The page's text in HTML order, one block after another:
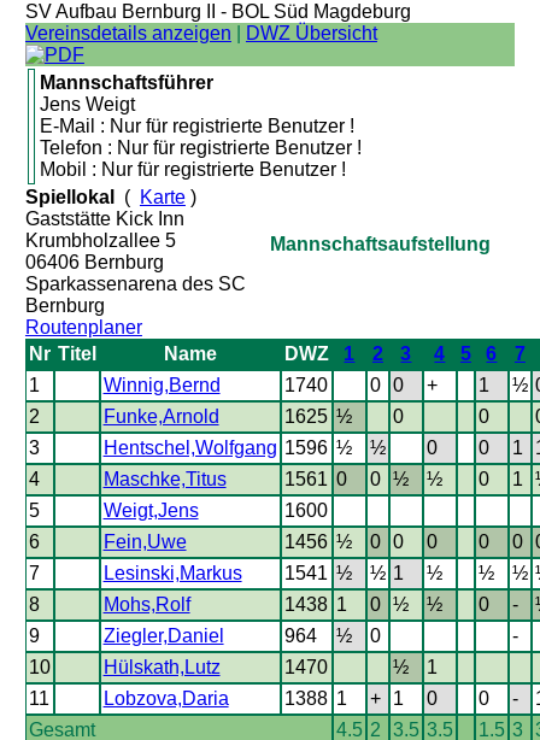
SV Aufbau Bernburg II - BOL Süd Magdeburg
Vereinsdetails anzeigen
DWZ Übersicht
Mannschaftsführer
Jens Weigt
E-Mail : Nur für registrierte Benutzer !
Telefon : Nur für registrierte Benutzer !
Mobil : Nur für registrierte Benutzer !
Spiellokal
( Karte)
Gaststätte Kick Inn
Krumbholzallee 5
06406 Bernburg
Sparkassenarena des SC
Bernburg
Routenplaner
Mannschaftsaufstellung
Nr Titel Name DWZ 1 2 3 4 5 6
7
1
Winnig,Bernd 1740 0 0 + 1 ½
2
Funke,Arnold 1625 ½ 0 0
3
Hentschel,Wolfgang 1596 ½ ½ 0 0 1
4
Maschke,Titus 1561 0 0 ½ ½ 0 1
5
Weigt,Jens
1600
6
Fein,Uwe 1456 ½ 0 0 0 0 0
7
Lesinski,Markus 1541 ½ ½ 1 ½ ½ ½
8
Mohs,Rolf 1438 1 0 ½ ½ 0 -
9
Ziegler,Daniel 964 ½ 0
-
10
Hülskath,Lutz 1470 ½
1
11
Lobzova,Daria 1388 1 + 1 0 0 -
Gesamt
4.5 2 3.5 3.5 1.5 3